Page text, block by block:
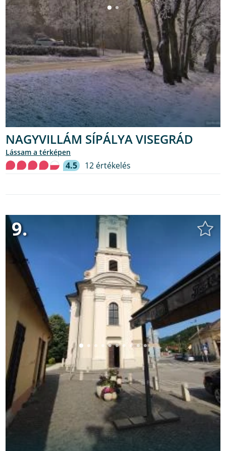
NAGYVILLÁM SÍPÁLYA VISEGRÁD
lássam a térképen
4.5 12 értékelés
9.